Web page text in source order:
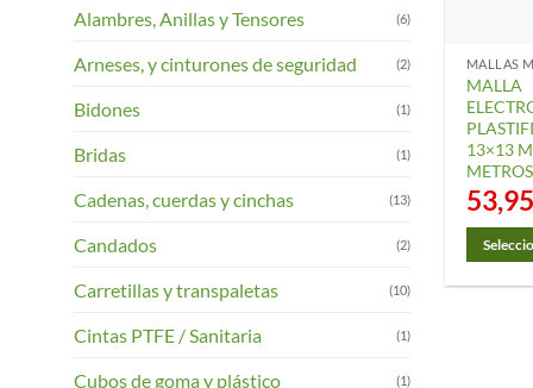
Alambres, Anillas y Tensores (6)
Arneses, y cinturones de seguridad (2)
Bidones (1)
Bridas (1)
Cadenas, cuerdas y cinchas (13)
Candados (2)
Carretillas y transpaletas (10)
Cintas PTFE / Sanitaria (1)
Cubos de goma y plástico (1)
MALLAS
MALLA
13×13
METROS